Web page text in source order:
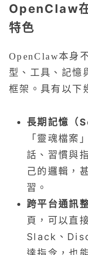
OpenClaw
特色
OpenClaw本身
型、工具、記憶
框架。具有以下
長期記憶（
「靈魂檔案
話、習慣與
己的邏輯，
習。
跨平台通訊
頁，可以直
Slack、